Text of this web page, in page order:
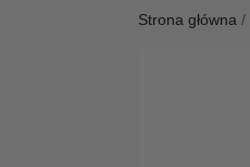
Strona główna /